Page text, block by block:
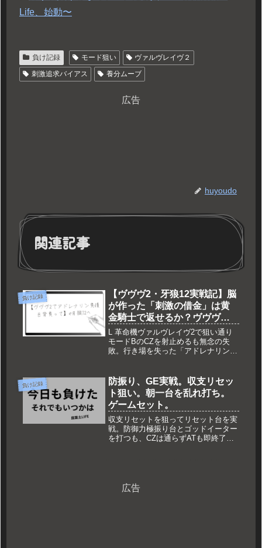
Life、始動〜
負け記録 モード狙い
ヴァルヴレイヴ２
刺激追求バイアス
養分ムーブ
広告
huyoudo
関連記事
負け記録
【ヴヴヴ2・牙狼12実戦記】脳
が作った「刺激の借金」は黄
金騎士で返せるか？ヴヴヴ２
モード狙い成功が引き起こし
た暴走の正体
L 革命機ヴァルヴレイヴ2で狙い通り
モードBのCZを射止めるも無念の失
敗。行き場を失った「アドレナリンの
理学の視点で負けを資産に変える。
負け記録
防振り、GE実戦。収支リセッ
ト狙い。朝一台を乱れ打ち。
ゲームセット。
収支リセットを狙ってリセット台を実
戦。防御力極振り台とゴッドイーター
を打つも、CZは通らずATも即終了。
広告